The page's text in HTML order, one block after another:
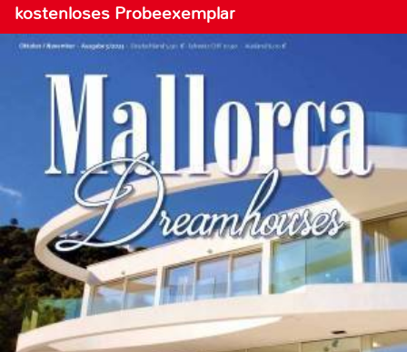
kostenloses Probeexemplar